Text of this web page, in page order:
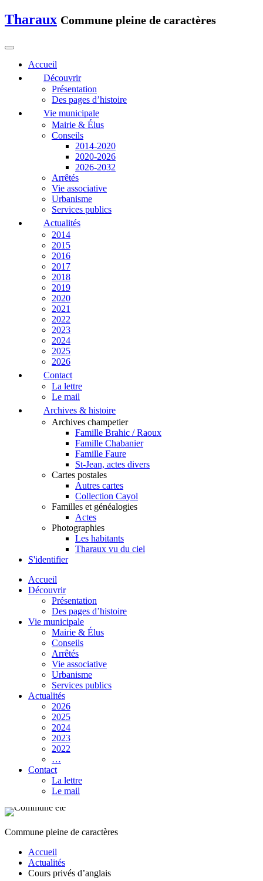
Tharaux Commune pleine de caractères
Accueil
Découvrir
Présentation
Des pages d’histoire
Vie municipale
Mairie & Élus
Conseils
2014-2020
2020-2026
2026-2032
Arrêtés
Vie associative
Urbanisme
Services publics
Actualités
2014
2015
2016
2017
2018
2019
2020
2021
2022
2023
2024
2025
2026
Contact
La lettre
Le mail
Archives & histoire
Archives champetier
Famille Brahic / Raoux
Famille Chabanier
Famille Faure
St-Jean, actes divers
Cartes postales
Autres cartes
Collection Cayol
Familles et généalogies
Actes
Photographies
Les habitants
Tharaux vu du ciel
S'identifier
Accueil
Découvrir
Présentation
Des pages d’histoire
Vie municipale
Mairie & Élus
Conseils
Arrêtés
Vie associative
Urbanisme
Services publics
Actualités
2026
2025
2024
2023
2022
…
Contact
La lettre
Le mail
Commune pleine de caractères
Accueil
Actualités
Cours privés d’anglais